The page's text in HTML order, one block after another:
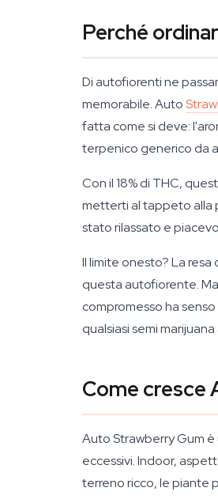
Perché
Di autofiorenti ne
memorabile. Auto
fatta come si deve:
terpenico generico da
Con il 18% di THC,
metterti al tappeto alla
stato rilassato e
Il limite onesto? La
questa autofiorente.
compromesso ha
qualsiasi semi
Come cresce
Auto Strawberry Gum
eccessivi. Indoor,
terreno ricco, le piante